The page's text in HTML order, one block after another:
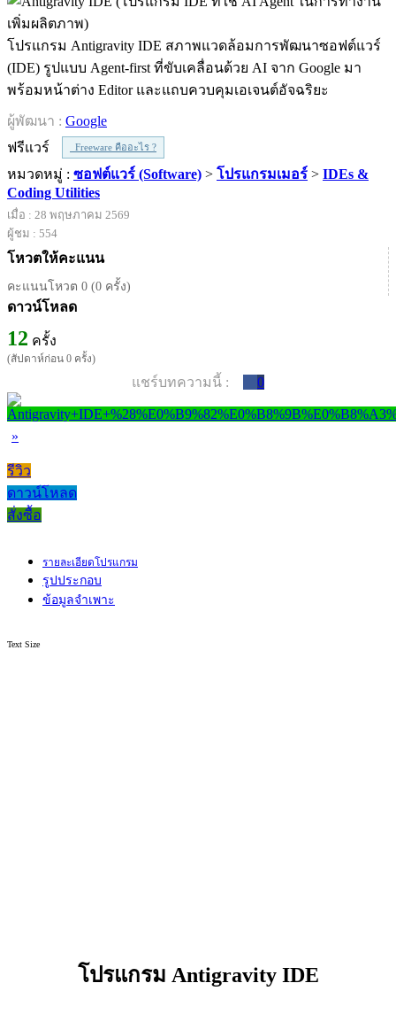
โปรแกรม Antigravity IDE สภาพแวดล้อมการพัฒนาซอฟต์แวร์
(IDE) รูปแบบ Agent-first ที่ขับเคลื่อนด้วย AI จาก Google มา
พร้อมหน้าต่าง Editor และแถบควบคุมเอเจนต์อัจฉริยะ
ผู้พัฒนา : Google
ฟรีแวร์
Freeware คืออะไร ?
หมวดหมู่ : ซอฟต์แวร์ (Software) > โปรแกรมเมอร์ > IDEs &
Coding Utilities
เมื่อ : 28 พฤษภาคม 2569
ผู้ชม : 554
โหวตให้คะแนน
คะแนนโหวต 0 (0 ครั้ง)
ดาวน์โหลด
12 ครั้ง
(สัปดาห์ก่อน 0 ครั้ง)
แชร์บทความนี้ : 0
»
รีวิว
ดาวน์โหลด
สั่งซื้อ
รายละเอียดโปรแกรม
รูปประกอบ
ข้อมูลจำเพาะ
Text Size
โปรแกรม Antigravity IDE